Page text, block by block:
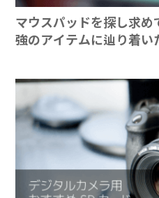
マウスパッドを探し求
強のアイテムに辿り着い